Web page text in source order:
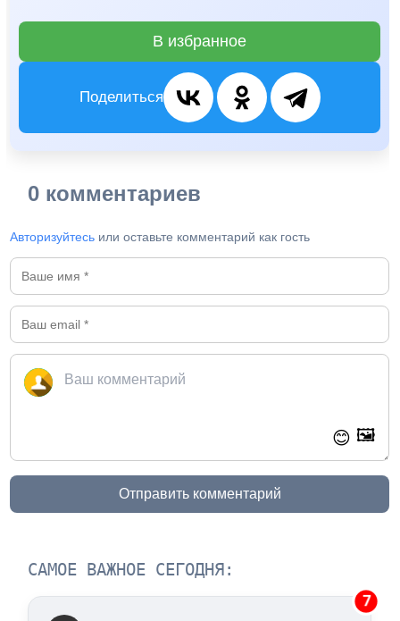
В избранное
Поделиться
0 комментариев
Авторизуйтесь или оставьте комментарий как гость
😊 🖼️
Отправить комментарий
САМОЕ ВАЖНОЕ СЕГОДНЯ:
7